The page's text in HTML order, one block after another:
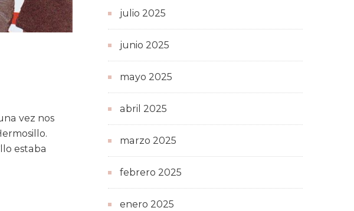
vez nos
estaba
julio 2025
junio 2025
mayo 2025
abril 2025
marzo 2025
febrero 2025
enero 2025